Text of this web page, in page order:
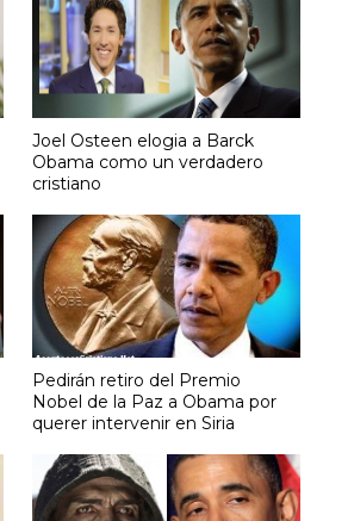
Joel Osteen elogia a Barck
Obama como un verdadero
cristiano
Pedirán retiro del Premio
Nobel de la Paz a Obama por
querer intervenir en Siria